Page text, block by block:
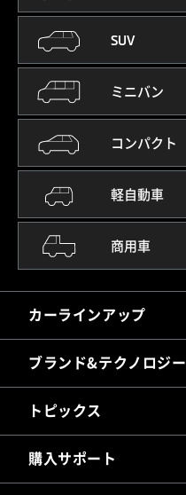
SUV
ミニバン
コンパクト
軽自動車
商用車
カーラインアップ
ブランド&テクノロジー
トピックス
購入サポート